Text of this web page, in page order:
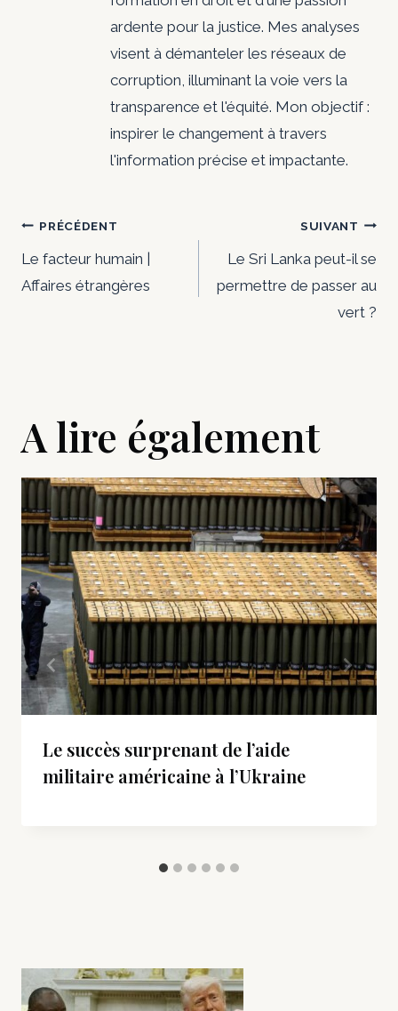
ardente pour la justice. Mes analyses
visent à démanteler les réseaux de
corruption, illuminant la voie vers la
transparence et l'équité. Mon objectif :
inspirer le changement à travers
l'information précise et impactante.
Navigation
de
l’article
PRÉCÉDENT
Le facteur humain |
Affaires étrangères
SUIVANT
Le Sri Lanka peut-il se
permettre de passer au
vert ?
A lire également
Le succès surprenant de l’aide
militaire américaine à l’Ukraine